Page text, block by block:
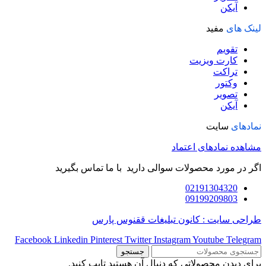
آیکن
لینک های مفید
تقویم
کارت ویزیت
تراکت
وکتور
تصویر
آیکن
نمادهای سایت
مشاهده نمادهای اعتماد
اگر در مورد محصولات سوالی دارید با ما تماس بگیرید
02191304320
09199209803
طراحی سایت : کانون تبلیغات ققنوس پارس
Facebook Linkedin Pinterest Twitter InstagramYoutube Telegram
جستجو
برای دیدن محصولاتی که دنبال آن هستید تایپ کنید.